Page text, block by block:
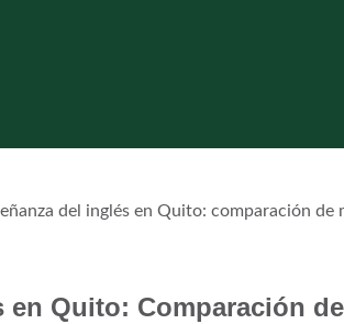
en Quito: Comparación